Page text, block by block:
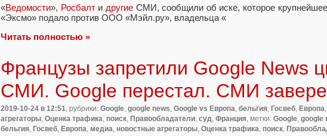
«Ведомости», Росбалти другиеСМИ, сообщили об иске, которое
«Эксмо» подало против ООО «Мэйл.ру», владельца «
Читать полностью »
Французы запретили Google News
СМИ. Google перестал. СМИ
2019-10-24 в 12:51, рубрики: Google, google news, Google vs Европа, бельгия, Госвеб, Европа,
агрегаторы, Оценка трафика, поиск, Правообладатели, суд, Франция, метки: Google, google
бельгия, Госвеб, Европа, медиа, новостные агрегаторы, Оценка трафика, поиск,